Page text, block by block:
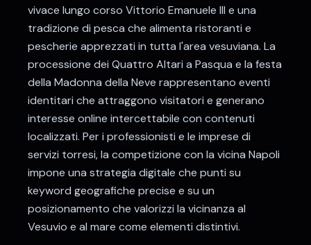
vivace lungo corso Vittorio Emanuele III e una
tradizione di pesca che alimenta ristoranti e
pescherie apprezzati in tutta l'area vesuviana. La
processione dei Quattro Altari a Pasqua e la festa
della Madonna della Neve rappresentano eventi
identitari che attraggono visitatori e generano
interesse online intercettabile con contenuti
localizzati. Per i professionisti e le imprese di
servizi torresi, la competizione con la vicina Napoli
impone una strategia digitale che punti su
keyword geografiche precise e su un
posizionamento che valorizzi la vicinanza al
Vesuvio e al mare come elementi distintivi.